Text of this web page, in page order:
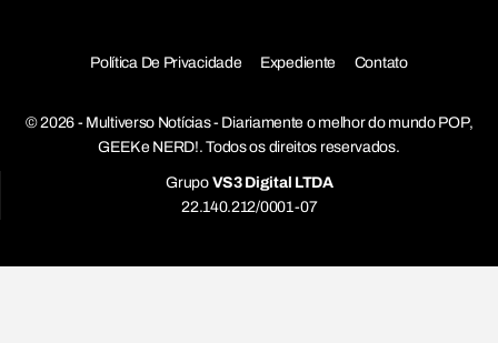
Política De Privacidade Expediente Contato
© 2026 - Multiverso Notícias - Diariamente o melhor do mundo POP,
GEEK e NERD!. Todos os direitos reservados.
Grupo VS3 Digital LTDA
22.140.212/0001-07